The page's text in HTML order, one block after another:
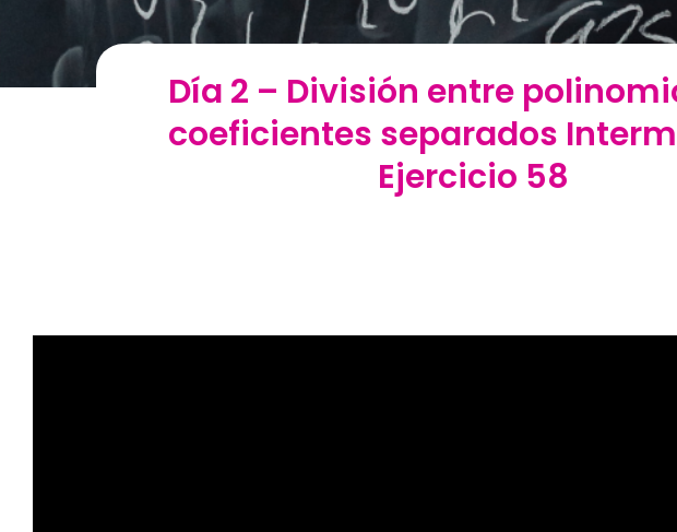
Día 2 – División entre
coeficientes separados
Ejercicio 58